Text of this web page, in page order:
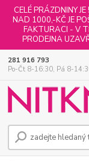
CELÉ PRÁZDNINY
NAD 1000,-KČ JE
FAKTURACI - V
PRODEJNA
281 916 793
Po-Čt 8-16:30, Pá 8-